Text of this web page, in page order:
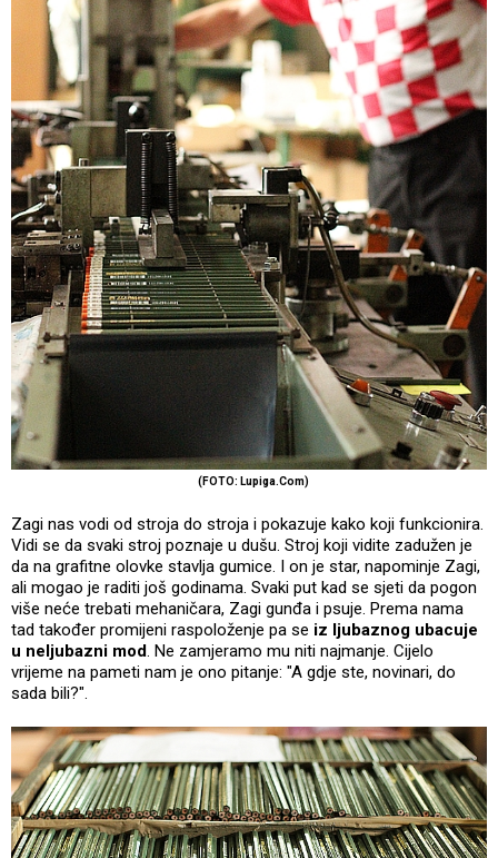
(FOTO: Lupiga.Com)
Zagi nas vodi od stroja do stroja i pokazuje kako koji funkcionira.
Vidi se da svaki stroj poznaje u dušu. Stroj koji vidite zadužen je
da na grafitne olovke stavlja gumice. I on je star, napominje Zagi,
ali mogao je raditi još godinama. Svaki put kad se sjeti da pogon
više neće trebati mehaničara, Zagi gunđa i psuje. Prema nama
tad također promijeni raspoloženje pa se iz ljubaznog ubacuje
u neljubazni mod . Ne zamjeramo mu niti najmanje. Cijelo
vrijeme na pameti nam je ono pitanje: "A gdje ste, novinari, do
sada bili?".